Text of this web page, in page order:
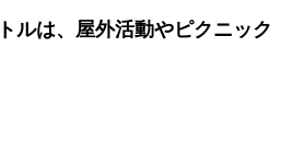
ルは、屋外活動やピクニック